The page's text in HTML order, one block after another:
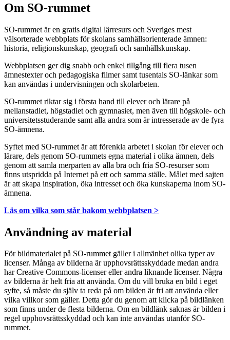
Om SO-rummet
SO-rummet är en gratis digital lärresurs och Sveriges mest
välsorterade webbplats för skolans samhällsorienterade ämnen:
historia, religionskunskap, geografi och samhällskunskap.
Webbplatsen ger dig snabb och enkel tillgång till flera tusen
ämnestexter och pedagogiska filmer samt tusentals SO-länkar som
kan användas i undervisningen och skolarbeten.
SO-rummet riktar sig i första hand till elever och lärare på
mellanstadiet, högstadiet och gymnasiet, men även till högskole- och
universitetsstuderande samt alla andra som är intresserade av de fyra
SO-ämnena.
Syftet med SO-rummet är att förenkla arbetet i skolan för elever och
lärare, dels genom SO-rummets egna material i olika ämnen, dels
genom att samla merparten av alla bra och fria SO-resurser som
finns utspridda på Internet på ett och samma ställe. Målet med sajten
är att skapa inspiration, öka intresset och öka kunskaperna inom SO-
ämnena.
Läs om vilka som står bakom webbplatsen >
Användning av material
För bildmaterialet på SO-rummet gäller i allmänhet olika typer av
licenser. Många av bilderna är upphovsrättsskyddade medan andra
har Creative Commons-licenser eller andra liknande licenser. Några
av bilderna är helt fria att använda. Om du vill bruka en bild i eget
syfte, så måste du själv ta reda på om bilden är fri att använda eller
vilka villkor som gäller. Detta gör du genom att klicka på bildlänken
som finns under de flesta bilderna. Om en bildlänk saknas är bilden i
regel upphovsrättsskyddad och kan inte användas utanför SO-
rummet.